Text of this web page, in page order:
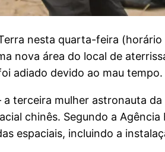
nesta quarta-feira
nova área do local de
adiado devido ao mau tempo.
terceira mulher astronauta
chinês. Segundo a Agência
espaciais, incluindo a